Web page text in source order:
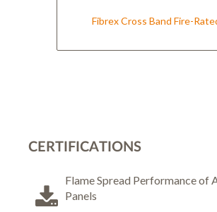
Fibrex Cross Band Fire-
CERTIFICATIONS
Flame Spread Performance of
Panels